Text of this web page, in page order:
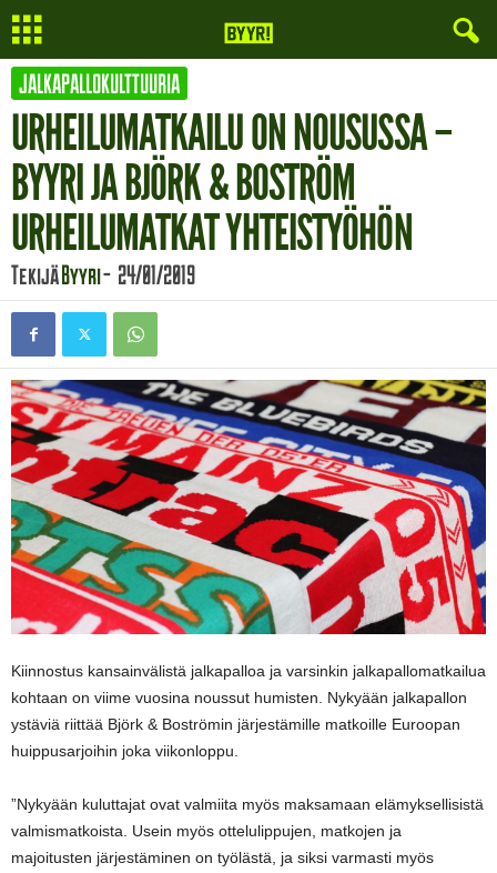
JALKAPALLOKULTTUURIA
URHEILUMATKAILU ON NOUSUSSA –
BYYRI JA BJÖRK & BOSTRÖM
URHEILUMATKAT YHTEISTYÖHÖN
TekijäByyri- 24/01/2019
Kiinnostus kansainvälistä jalkapalloa ja varsinkin jalkapallomatkailua
kohtaan on viime vuosina noussut humisten. Nykyään jalkapallon
ystäviä riittää Björk & Boströmin järjestämille matkoille Euroopan
huippusarjoihin joka viikonloppu.
”Nykyään kuluttajat ovat valmiita myös maksamaan elämyksellisistä
valmismatkoista. Usein myös ottelulippujen, matkojen ja
majoitusten järjestäminen on työlästä, ja siksi varmasti myös